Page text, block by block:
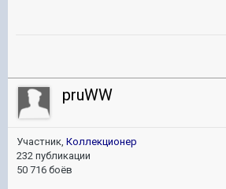
pruWW
Участник, Коллекционер
232 публикации
50 716 боёв